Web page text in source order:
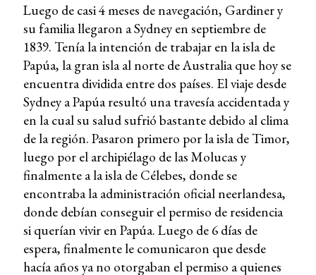
Luego de casi 4 meses de navegación, Gardiner y
su familia llegaron a Sydney en septiembre de
1839. Tenía la intención de trabajar en la isla de
Papúa, la gran isla al norte de Australia que hoy se
encuentra dividida entre dos países. El viaje desde
Sydney a Papúa resultó una travesía accidentada y
en la cual su salud sufrió bastante debido al clima
de la región. Pasaron primero por la isla de Timor,
luego por el archipiélago de las Molucas y
finalmente a la isla de Célebes, donde se
encontraba la administración oficial neerlandesa,
donde debían conseguir el permiso de residencia
si querían vivir en Papúa. Luego de 6 días de
espera, finalmente le comunicaron que desde
hacía años ya no otorgaban el permiso a quienes